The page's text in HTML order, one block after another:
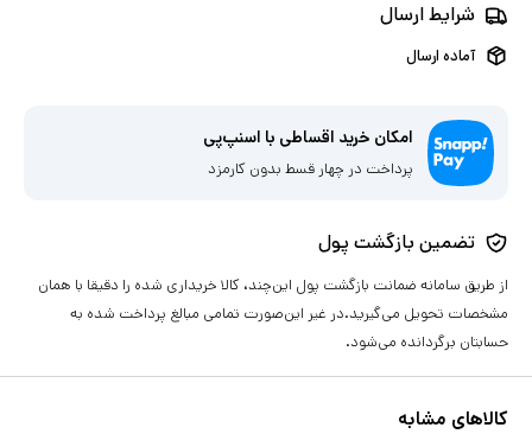
شرایط ارسال
آماده ارسال
امکان خرید اقساطی با اسنپ‌پی
پرداخت در چهار قسط بدون کارمزد
تضمین بازگشت پول
از طریق سامانه ضمانت بازگشت پول این‌چند، کالا خریداری شده را دقیقا با همان
مشخصات تحویل می‌گیرید.در غیر این‌صورت تمامی مبالغ پرداخت شده به
حسابتان برگردانده می‌شود.
کالاهای مشابه